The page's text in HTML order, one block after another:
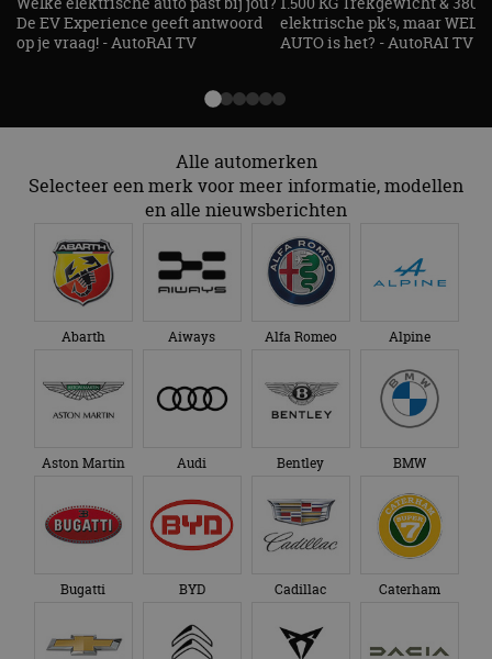
De EV Experience geeft antwoord
op je vraag! - AutoRAI TV
elektrische pk's, maar
AUTO is het? - AutoRAI TV
Alle automerken
Selecteer een merk voor meer informatie, modellen
en alle nieuwsberichten
Abarth Aiways Alfa Romeo Alpine
Aston Martin Audi Bentley BMW
Bugatti BYD Cadillac Caterham